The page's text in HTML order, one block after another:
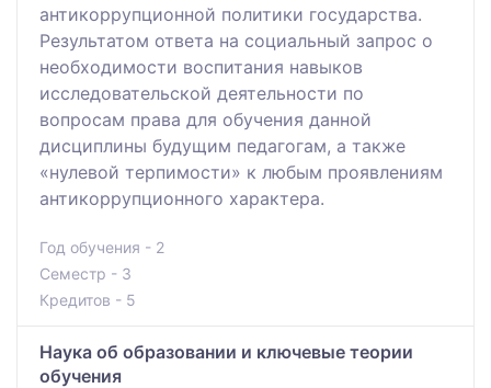
антикоррупционной политики государства.
Результатом ответа на социальный запрос о
необходимости воспитания навыков
исследовательской деятельности по
вопросам права для обучения данной
дисциплины будущим педагогам, а также
«нулевой терпимости» к любым проявлениям
антикоррупционного характера.
Год обучения - 2
Семестр - 3
Кредитов - 5
Наука об образовании и ключевые теории
обучения